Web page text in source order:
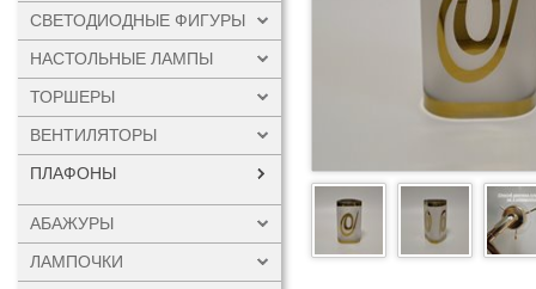
СВЕТОДИОДНЫЕ ФИГУРЫ
НАСТОЛЬНЫЕ ЛАМПЫ
ТОРШЕРЫ
ВЕНТИЛЯТОРЫ
ПЛАФОНЫ
АБАЖУРЫ
ЛАМПОЧКИ